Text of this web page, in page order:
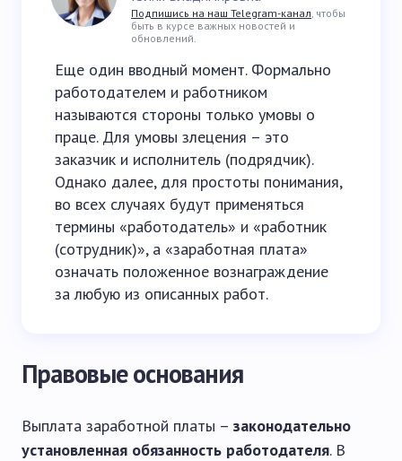
Подпишись на наш Telegram-канал, чтобы
быть в курсе важных новостей и
обновлений.
Еще один вводный момент. Формально
работодателем и работником
называются стороны только умовы о
праце. Для умовы злецения – это
заказчик и исполнитель (подрядчик).
Однако далее, для простоты понимания,
во всех случаях будут применяться
термины «работодатель» и «работник
(сотрудник)», а «заработная плата»
означать положенное вознаграждение
за любую из описанных работ.
Правовые основания
Выплата заработной платы – законодательно
установленная обязанность работодателя. В